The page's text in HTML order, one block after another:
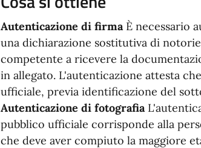
Autenticazione di firmaÈ necessario
una dichiarazione sostitutiva di
competente a ricevere la
in allegato. L'autenticazione attesta
ufficiale, previa identificazione del
Autenticazione di fotografia
pubblico ufficiale corrisponde alla
che deve aver compiuto la maggiore